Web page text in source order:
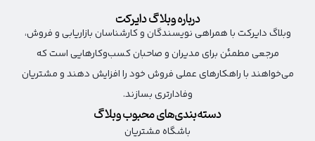
درباره وبلاگ دایرکت
وبلاگ دایرکت با همراهی نویسندگان و کارشناسان بازاریابی و فروش،
مرجعی مطمئن برای مدیران و صاحبان کسب‌وکارهایی است که
می‌خواهند با راهکارهای عملی فروش خود را افزایش دهند و مشتریان
وفادارتری بسازند.
دسته‌بندی‌های محبوب وبلاگ
باشگاه مشتریان